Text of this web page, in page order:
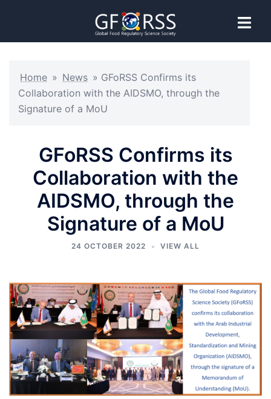
Home » News » GFoRSS Confirms its
Collaboration with the AIDSMO, through the
Signature of a MoU
GFoRSS Confirms its
Collaboration with the
AIDSMO, through the
Signature of a MoU
24 OCTOBER 2022 VIEW ALL